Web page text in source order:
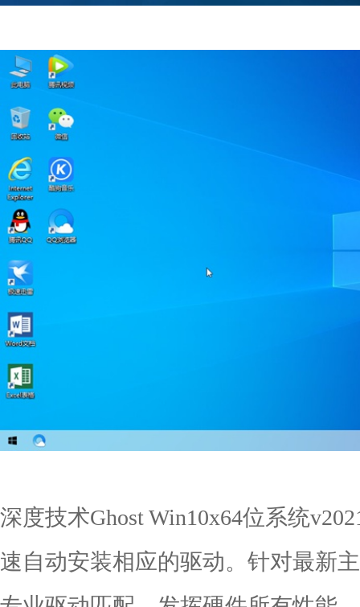
深度技术Ghost Win10x64位系统
速自动安装相应的驱动。针对最新